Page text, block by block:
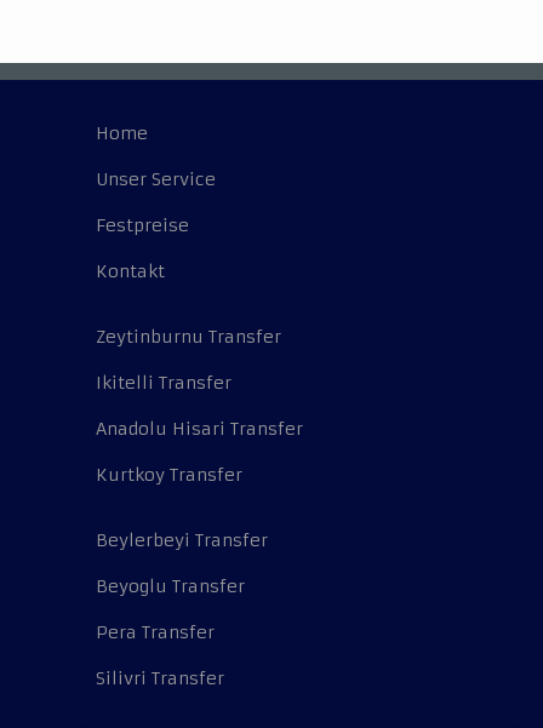
Home
Unser Service
Festpreise
Kontakt
Zeytinburnu Transfer
Ikitelli Transfer
Anadolu Hisari Transfer
Kurtkoy Transfer
Beylerbeyi Transfer
Beyoglu Transfer
Pera Transfer
Silivri Transfer